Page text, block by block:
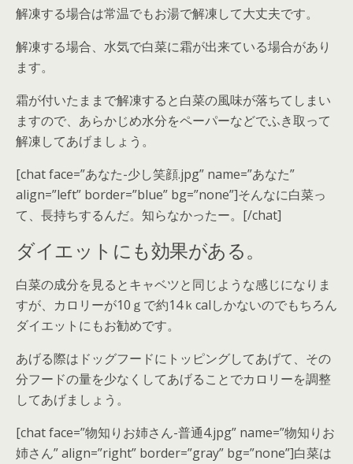
解凍する場合は常温でもお湯で解凍して大丈夫です。
解凍する場合、水気で白菜に霜が出来ている場合があり
ます。
霜が付いたままで解凍すると白菜の風味が落ちてしまい
ますので、あらかじめ水分をペーパーなどでふき取って
解凍してあげましょう。
[chat face=”あなた-少し笑顔.jpg” name=”あなた”
align=”left” border=”blue” bg=”none”]そんなに白菜っ
て、長持ちするんだ。知らなかったー。[/chat]
ダイエットにも効果がある。
白菜の成分を見るとキャベツと同じような感じになりま
すが、カロリーが10ｇで約14ｋcalしかないのでもちろん
ダイエットにもお勧めです。
あげる際はドッグフードにトッピングしてあげて、その
分フードの量を少なくしてあげることでカロリーを調整
してあげましょう。
[chat face=”物知りお姉さん-普通4.jpg” name=”物知りお
姉さん” align=”right” border=”gray” bg=”none”]白菜は